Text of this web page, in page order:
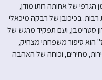
של אחותה רותו מודן,
רבות. בכיכובן של רבקה מיכאלי
סטרימבן, ועם תפקיד מרגש של
הוא סיפור משפחתי מצחיק,
מחירים, וכוחה של האהבה